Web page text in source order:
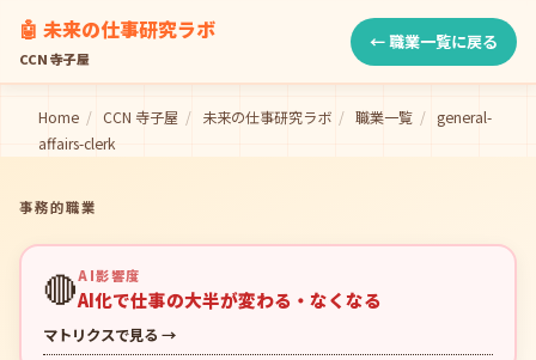
🤖 未来の仕事研究ラボ
CCN 寺子屋
← 職業一覧に戻る
Home / CCN 寺子屋 / 未来の仕事研究ラボ / 職業一覧 / general-
affairs-clerk
事務的職業
🔴AI影響度
AI化で仕事の大半が変わる・なくなる
マトリクスで見る →